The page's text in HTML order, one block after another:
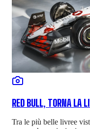
RED BULL, TORNA LA
Tra le più belle livree